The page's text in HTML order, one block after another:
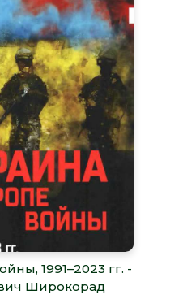
1991–2023 гг. -
Широкорад